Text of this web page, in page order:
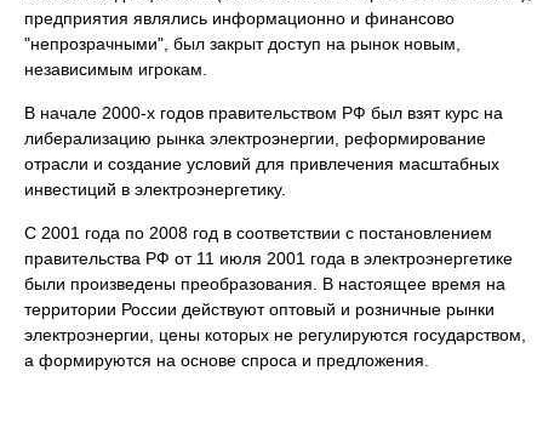
предприятия являлись информационно и финансово
"непрозрачными", был закрыт доступ на рынок новым,
независимым игрокам.
В начале 2000-х годов правительством РФ был взят курс на
либерализацию рынка электроэнергии, реформирование
отрасли и создание условий для привлечения масштабных
инвестиций в электроэнергетику.
С 2001 года по 2008 год в соответствии с постановлением
правительства РФ от 11 июля 2001 года в электроэнергетике
были произведены преобразования. В настоящее время на
территории России действуют оптовый и розничные рынки
электроэнергии, цены которых не регулируются государством,
а формируются на основе спроса и предложения.